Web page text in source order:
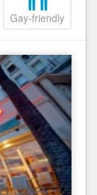
Gay-friendly